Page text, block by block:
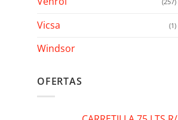
Vicsa (1)
Windsor
OFERTAS